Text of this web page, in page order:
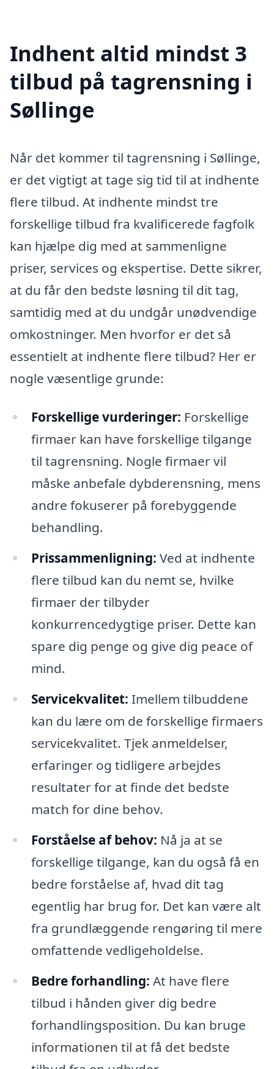
Indhent altid mindst 3
tilbud på tagrensning i
Søllinge
Når det kommer til tagrensning i Søllinge,
er det vigtigt at tage sig tid til at indhente
flere tilbud. At indhente mindst tre
forskellige tilbud fra kvalificerede fagfolk
kan hjælpe dig med at sammenligne
priser, services og ekspertise. Dette sikrer,
at du får den bedste løsning til dit tag,
samtidig med at du undgår unødvendige
omkostninger. Men hvorfor er det så
essentielt at indhente flere tilbud? Her er
nogle væsentlige grunde:
Forskellige vurderinger: Forskellige
firmaer kan have forskellige tilgange
til tagrensning. Nogle firmaer vil
måske anbefale dybderensning, mens
andre fokuserer på forebyggende
behandling.
Prissammenligning: Ved at indhente
flere tilbud kan du nemt se, hvilke
firmaer der tilbyder
konkurrencedygtige priser. Dette kan
spare dig penge og give dig peace of
mind.
Servicekvalitet: Imellem tilbuddene
kan du lære om de forskellige firmaers
servicekvalitet. Tjek anmeldelser,
erfaringer og tidligere arbejdes
resultater for at finde det bedste
match for dine behov.
Forståelse af behov: Nå ja at se
forskellige tilgange, kan du også få en
bedre forståelse af, hvad dit tag
egentlig har brug for. Det kan være alt
fra grundlæggende rengøring til mere
omfattende vedligeholdelse.
Bedre forhandling: At have flere
tilbud i hånden giver dig bedre
forhandlingsposition. Du kan bruge
informationen til at få det bedste